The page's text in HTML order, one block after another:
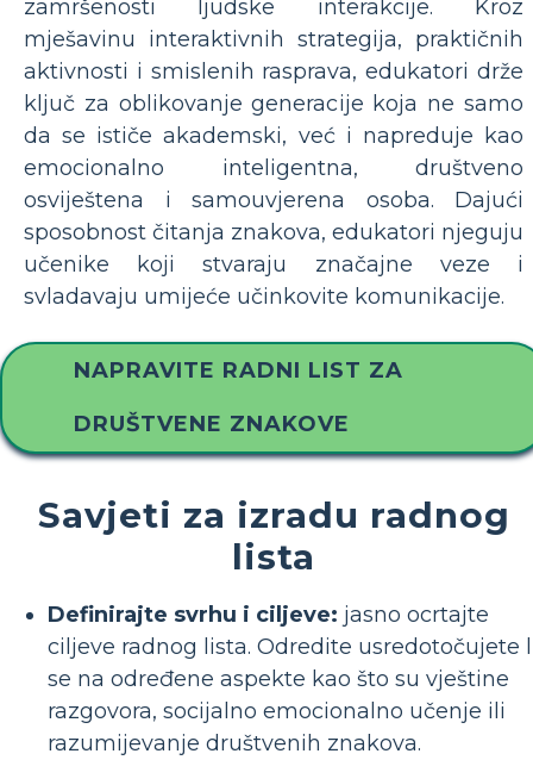
zamršenosti ljudske interakcije. Kroz
mješavinu interaktivnih strategija, praktičnih
aktivnosti i smislenih rasprava, edukatori drže
ključ za oblikovanje generacije koja ne samo
da se ističe akademski, već i napreduje kao
emocionalno inteligentna, društveno
osviještena i samouvjerena osoba. Dajući
sposobnost čitanja znakova, edukatori njeguju
učenike koji stvaraju značajne veze i
svladavaju umijeće učinkovite komunikacije.
NAPRAVITE RADNI LIST ZA
DRUŠTVENE ZNAKOVE
Savjeti za izradu radnog
lista
Definirajte svrhu i ciljeve: jasno ocrtajte
ciljeve radnog lista. Odredite usredotočujete
se na određene aspekte kao što su vještine
razgovora, socijalno emocionalno učenje ili
razumijevanje društvenih znakova.